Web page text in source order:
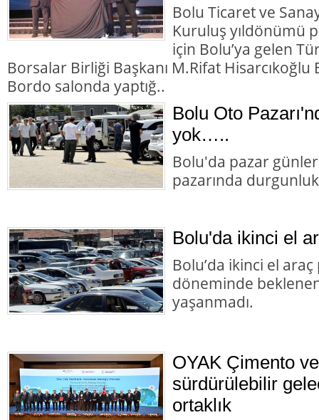
Bolu Ticaret ve
Kuruluş yıldönümü
için Bolu’ya gelen
Borsalar Birliği Başkanı M.Rifat
Bordo salonda yaptığ..
Bolu Oto
yok…..
Bolu'da pazar
pazarında
Bolu'da ikinci el
Bolu’da ikinci el
döneminde
yaşanmadı.
OYAK Çimento
sürdürülebilir
ortaklık